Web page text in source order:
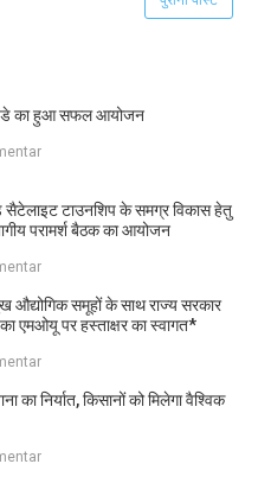
डे का हुआ सफल आयोजन
सैटेलाइट टाउनशिप के समग्र विकास हेतु
परामर्श बैठक का आयोजन
औद्योगिक समूहों के साथ राज्य सरकार
एमओयू पर हस्ताक्षर का स्वागत*
का निर्यात, किसानों को मिलेगा वैश्विक